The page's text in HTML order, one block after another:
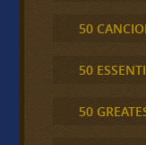
50
50
50